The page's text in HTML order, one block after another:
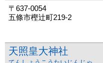
〒637-0054
五條市樫辻町219-2
天照皇大神社